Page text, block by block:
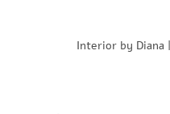
Interior by Diana